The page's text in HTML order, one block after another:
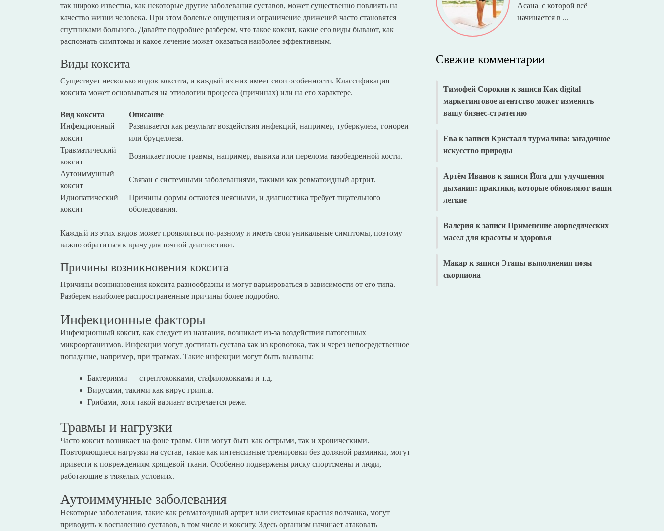
так широко известна, как некоторые другие заболевания суставов, может существенно повлиять на
качество жизни человека. При этом болевые ощущения и ограничение движений часто становятся
спутниками больного. Давайте подробнее разберем, что такое коксит, какие его виды бывают, как
распознать симптомы и какое лечение может оказаться наиболее эффективным.
Виды коксита
Существует несколько видов коксита, и каждый из них имеет свои особенности. Классификация
коксита может основываться на этиологии процесса (причинах) или на его характере.
Вид коксита
Описание
Инфекционный
коксит
Развивается как результат воздействия инфекций, например, туберкулеза, гонореи
или бруцеллеза.
Травматический
коксит
Возникает после травмы, например, вывиха или перелома тазобедренной кости.
Аутоиммунный
коксит
Связан с системными заболеваниями, такими как ревматоидный артрит.
Идиопатический
коксит
Причины формы остаются неясными, и диагностика требует тщательного
обследования.
Каждый из этих видов может проявляться по-разному и иметь свои уникальные симптомы, поэтому
важно обратиться к врачу для точной диагностики.
Причины возникновения коксита
Причины возникновения коксита разнообразны и могут варьироваться в зависимости от его типа.
Разберем наиболее распространенные причины более подробно.
Инфекционные факторы
Инфекционный коксит, как следует из названия, возникает из-за воздействия патогенных
микроорганизмов. Инфекции могут достигать сустава как из кровотока, так и через непосредственное
попадание, например, при травмах. Такие инфекции могут быть вызваны:
Бактериями — стрептококками, стафилококками и т.д.
Вирусами, такими как вирус гриппа.
Грибами, хотя такой вариант встречается реже.
Травмы и нагрузки
Часто коксит возникает на фоне травм. Они могут быть как острыми, так и хроническими.
Повторяющиеся нагрузки на сустав, такие как интенсивные тренировки без должной разминки, могут
привести к повреждениям хрящевой ткани. Особенно подвержены риску спортсмены и люди,
работающие в тяжелых условиях.
Аутоиммунные заболевания
Некоторые заболевания, такие как ревматоидный артрит или системная красная волчанка, могут
приводить к воспалению суставов, в том числе и кокситу. Здесь организм начинает атаковать
Асана, с которой всё
начинается в ...
Свежие комментарии
Тимофей Сорокин к записи Как digital
маркетинговое агентство может изменить
вашу бизнес-стратегию
Ева к записи Кристалл турмалина: загадочное
искусство природы
Артём Иванов к записи Йога для улучшения
дыхания: практики, которые обновляют ваши
легкие
Валерия к записи Применение аюрведических
масел для красоты и здоровья
Макар к записи Этапы выполнения позы
скорпиона